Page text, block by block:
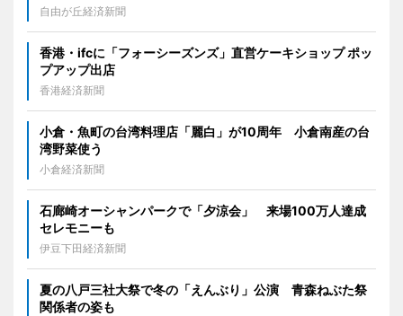
自由が丘経済新聞
香港・ifcに「フォーシーズンズ」直営ケーキショップ ポッ
プアップ出店
香港経済新聞
小倉・魚町の台湾料理店「麗白」が10周年 小倉南産の台
湾野菜使う
小倉経済新聞
石廊崎オーシャンパークで「夕涼会」 来場100万人達成
セレモニーも
伊豆下田経済新聞
夏の八戸三社大祭で冬の「えんぶり」公演 青森ねぶた祭
関係者の姿も